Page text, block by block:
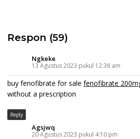
Respon (59)
Ngkeke
13 Agustus 2023 pukul 12:38 am
buy fenofibrate for sale fenofibrate
without a prescription
Reply
Agsjwq
20 Agustus 2023 pukul 4:10 pm